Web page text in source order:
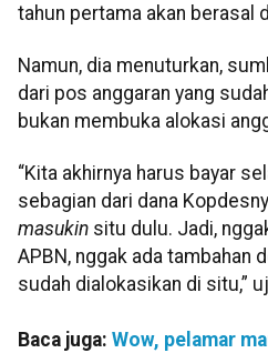
tahun pertama akan berasal
Namun, dia menuturkan,
dari pos anggaran yang
bukan membuka alokasi
“Kita akhirnya harus bayar
sebagian dari dana
masukin situ dulu. Jadi,
APBN, nggak ada tambahan
sudah dialokasikan di situ,”
Baca juga: Wow, pelamar